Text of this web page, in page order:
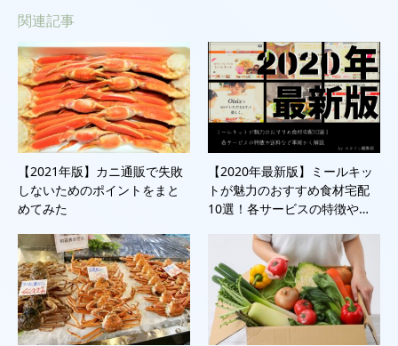
関連記事
【2021年版】カニ通販で失敗
しないためのポイントをまと
めてみた
【2020年最新版】ミールキッ
トが魅力のおすすめ食材宅配
10選！各サービスの特徴や…